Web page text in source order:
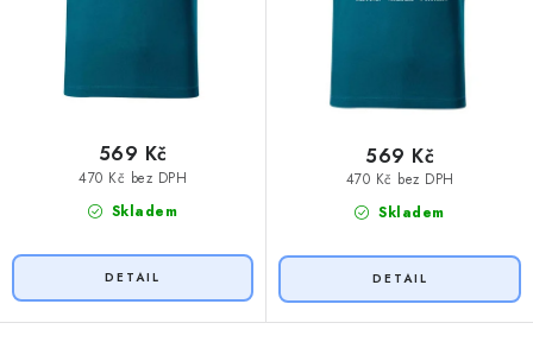
Skladem
470 Kč bez DPH
569 Kč
Skladem
470 Kč bez DPH
569 Kč